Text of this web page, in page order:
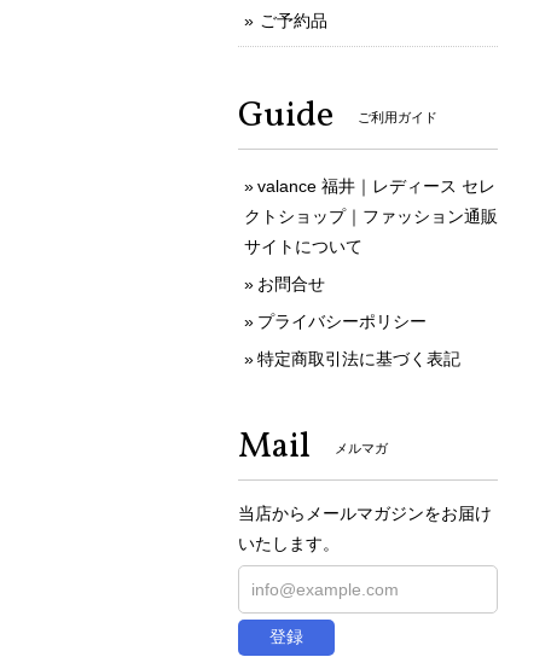
ご予約品
Guide ご利用ガイド
valance 福井｜レディース セレ
クトショップ｜ファッション通販
サイトについて
お問合せ
プライバシーポリシー
特定商取引法に基づく表記
Mail メルマガ
当店からメールマガジンをお届け
いたします。
登録